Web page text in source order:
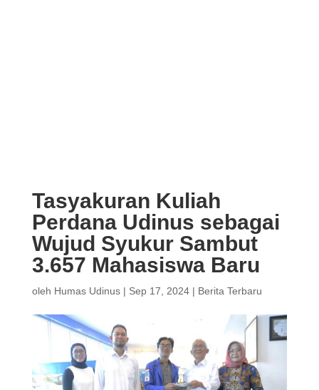
Tasyakuran Kuliah
Perdana Udinus sebagai
Wujud Syukur Sambut
3.657 Mahasiswa Baru
oleh Humas Udinus| Sep 17, 2024| Berita Terbaru